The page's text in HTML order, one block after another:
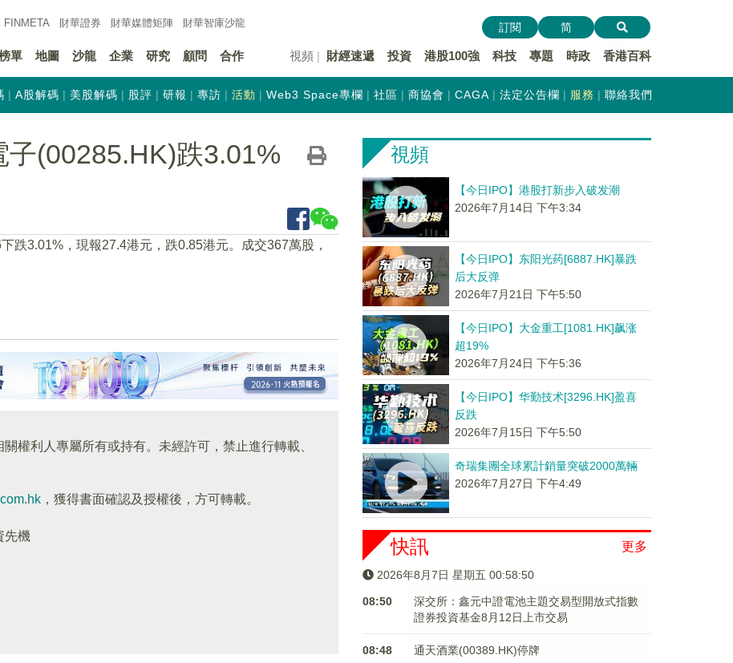
FINMETA 財華證券 財華媒體矩陣 財華智庫沙龍
單 地圖 沙龍 企業 研究 顧問 合作 視頻 財經速遞 投資 港股100強 科技 專題 時政 香港百科
訂閱 简
A股解碼 美股解碼 股評 研報 專訪 活動 Web3 Space專欄 社區 商協會 CAGA 法定公告欄 服務 聯絡我們
子(00285.HK)跌3.01%
跌3.01%，現報27.4港元，跌0.85港元。成交367萬股，
權利人專屬所有或持有。未經許可，禁止進行轉載、
，獲得書面確認及授權後，方可轉載。
先機
視頻
【今日IPO】港股打新步入破发潮
2026年7月14日 下午3:34
【今日IPO】东阳光药[6887.HK]暴跌
后大反弹
2026年7月21日 下午5:50
【今日IPO】大金重工[1081.HK]飙涨
超19%
2026年7月24日 下午5:36
【今日IPO】华勤技术[3296.HK]盈喜
反跌
2026年7月15日 下午5:50
奇瑞集團全球累計銷量突破2000萬輛
2026年7月27日 下午4:49
更多
快訊
2026年8月7日 星期五 00:58:50
08:50
深交所：鑫元中證電池主題交易型開放式指數
證券投資基金8月12日上市交易
08:48 通天酒業(00389.HK)停牌